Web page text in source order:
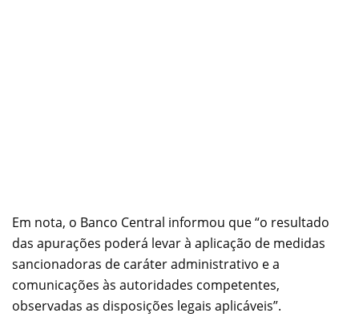
Em nota, o Banco Central informou que “o resultado
das apurações poderá levar à aplicação de medidas
sancionadoras de caráter administrativo e a
comunicações às autoridades competentes,
observadas as disposições legais aplicáveis”.